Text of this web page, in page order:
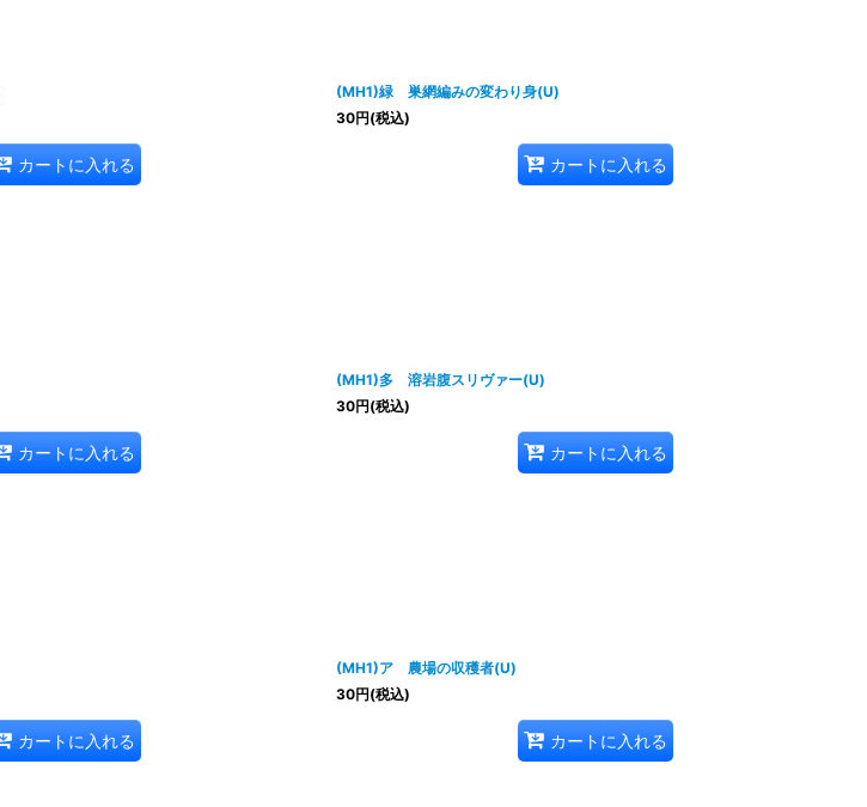
カートに入れる
(MH1)緑 巣網編みの変わり身(U)
30円(税込)
カートに入れる
カートに入れる
(MH1)多 溶岩腹スリヴァー(U)
30円(税込)
カートに入れる
カートに入れる
(MH1)ア 農場の収穫者(U)
30円(税込)
カートに入れる